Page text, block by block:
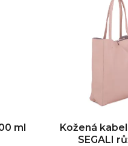
ml
Kožená
SEGALI